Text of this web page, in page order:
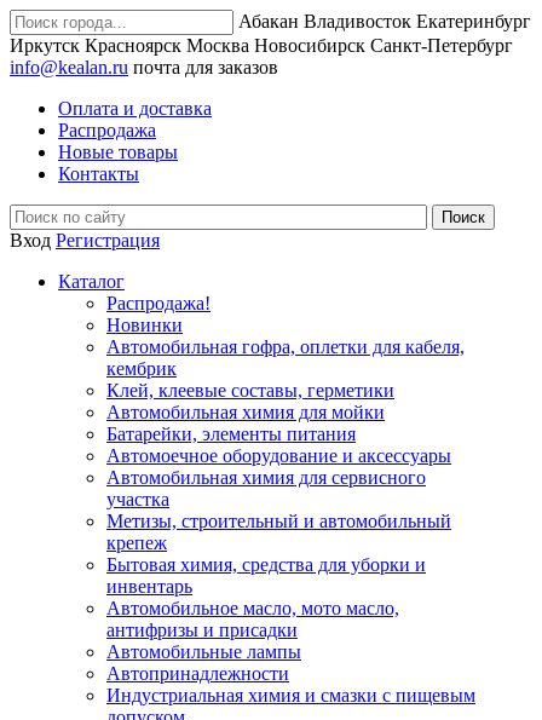
Абакан Владивосток Екатеринбург
Иркутск Красноярск Москва Новосибирск Санкт-Петербург
info@kealan.ru почта для заказов
Оплата и доставка
Распродажа
Новые товары
Контакты
Вход Регистрация
Каталог
Распродажа!
Новинки
Автомобильная гофра, оплетки для кабеля,
кембрик
Клей, клеевые составы, герметики
Автомобильная химия для мойки
Батарейки, элементы питания
Автомоечное оборудование и аксессуары
Автомобильная химия для сервисного
участка
Метизы, строительный и автомобильный
крепеж
Бытовая химия, средства для уборки и
инвентарь
Автомобильное масло, мото масло,
антифризы и присадки
Автомобильные лампы
Автопринадлежности
Индустриальная химия и смазки с пищевым